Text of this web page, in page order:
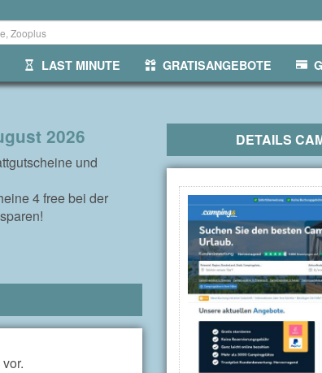
LAST MINUTE GRATISANGEBOTE
2026
und
4 free bei der
DETAILS